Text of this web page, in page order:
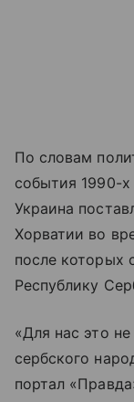
По словам
события 1990-х
Украина
Хорватии во
после которых
Республику
«Для нас это
сербского
портал